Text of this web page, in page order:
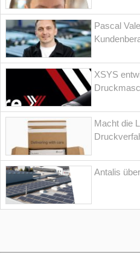
Pascal
XSYS
Macht die
Antalis